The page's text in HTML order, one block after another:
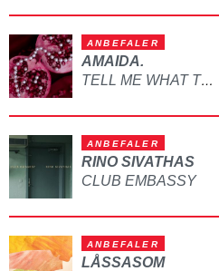
ANBEFALER
AMAIDA.
TELL ME WHAT TO DO
ANBEFALER
RINO SIVATHAS
CLUB EMBASSY
ANBEFALER
LÅSSASOM